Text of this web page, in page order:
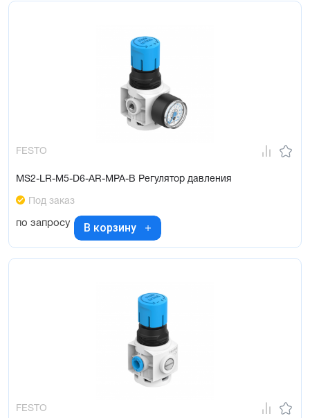
FESTO
MS2-LR-M5-D6-AR-MPA-B Регулятор давления
Под заказ
по запросу В корзину
FESTO